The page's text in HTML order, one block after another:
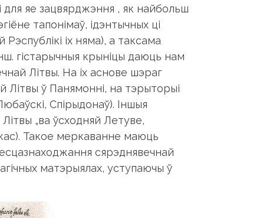
для яе зацвярджэння , як найбольш
тапонімаў, ідэнтычных ці
іх няма), а таксама
гістарычныя крыніцы даюць нам
Літвы. На іх аснове шэраг
ў Панямонні, на тэрыторыі
Спірыдонаў). Іншыя
„ва ўсходняй Летуве,
Такое меркаванне маюць
сярэднявечнай
матэрыялах, уступаючы ў